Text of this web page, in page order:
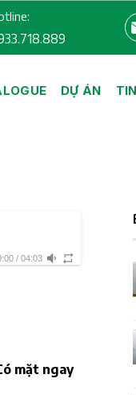
DỰ ÁN
/ 04:03
mặt ngay